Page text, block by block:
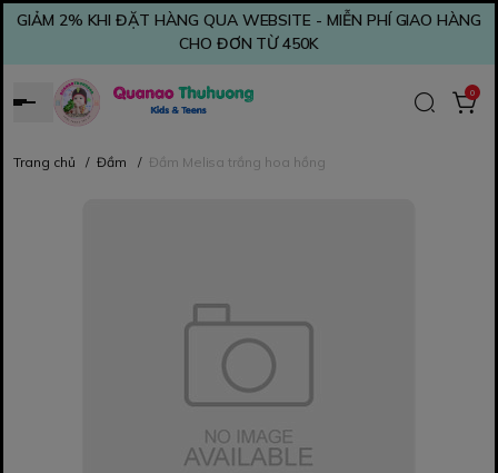
GIẢM 2% KHI ĐẶT HÀNG QUA WEBSITE - MIỄN PHÍ GIAO HÀNG
CHO ĐƠN TỪ 450K
0
Trang chủ / Đầm / Đầm Melisa trắng hoa hồng